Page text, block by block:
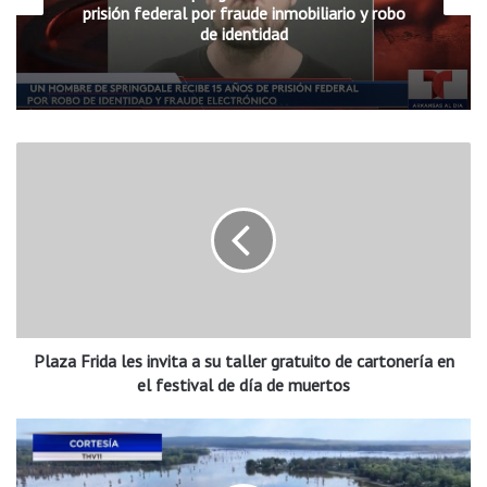
no le permite estar en persona puede hacerlo vía Zoom
Busque en nuestro sitio web más información y un código QR
para registrarse, recuerde, es completamente gratis
prisión federal por fraude inmobiliario y robo
de identidad
d
i
n
Plaza Frida les invita a su taller gratuito de cartonería en
el festival de día de muertos
e
s